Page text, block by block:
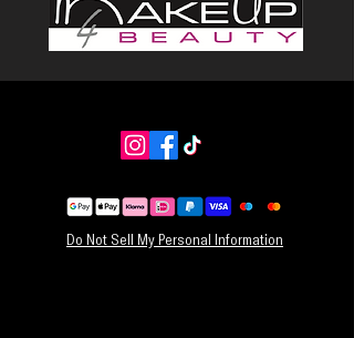
Do Not Sell My Personal Information